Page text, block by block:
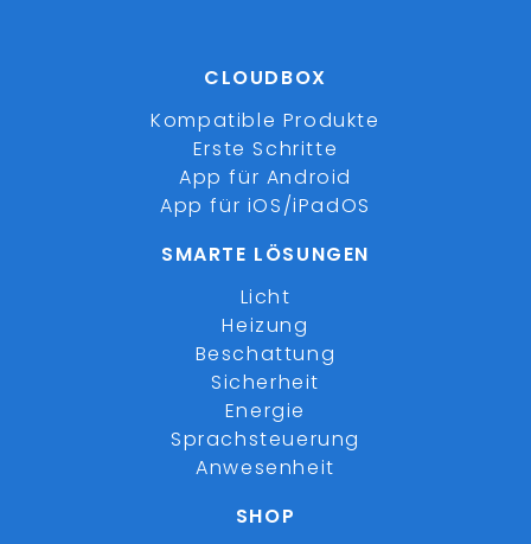
CLOUDBOX
Kompatible Produkte
Erste Schritte
App für Android
App für iOS/iPadOS
SMARTE LÖSUNGEN
Licht
Heizung
Beschattung
Sicherheit
Energie
Sprachsteuerung
Anwesenheit
SHOP